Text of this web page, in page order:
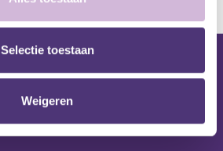
Selectie toestaan
Weigeren